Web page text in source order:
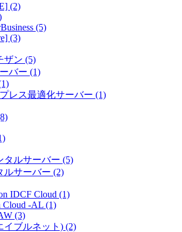
(2)
(5)
(3)
ザン (5)
バー (1)
レス最適化サーバー (1)
タルサーバー (5)
ルサーバー (2)
IDCF Cloud (1)
Cloud -AL (1)
(3)
イブルネット) (2)